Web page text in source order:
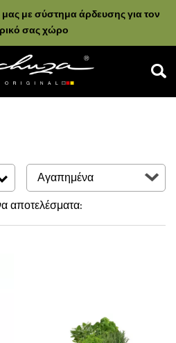
με σύστημα άρδευσης για τον
σας χώρο
αποτελέσματα: